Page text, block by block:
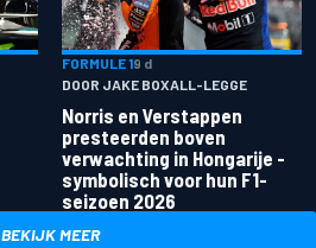
FORMULE 19 d
DOOR JAKE BOXALL-LEGGE
Norris en Verstappen
presteerden boven
verwachting in Hongarije -
symbolisch voor hun F1-
seizoen 2026
BEKIJK MEER